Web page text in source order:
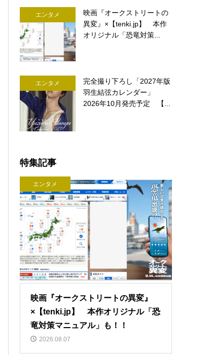
エンタメ
映画『オークストリートの
異変』×【tenki.jp】 本作
オリジナル「恐竜対策...
エンタメ
完全撮り下ろし「2027年版
羽生結弦カレンダー」
2026年10月発売予定 【...
特集記事
エンタメ
映画『オークストリートの異変』
×【tenki.jp】 本作オリジナル「恐
竜対策マニュアル」も！！
2026.08.07